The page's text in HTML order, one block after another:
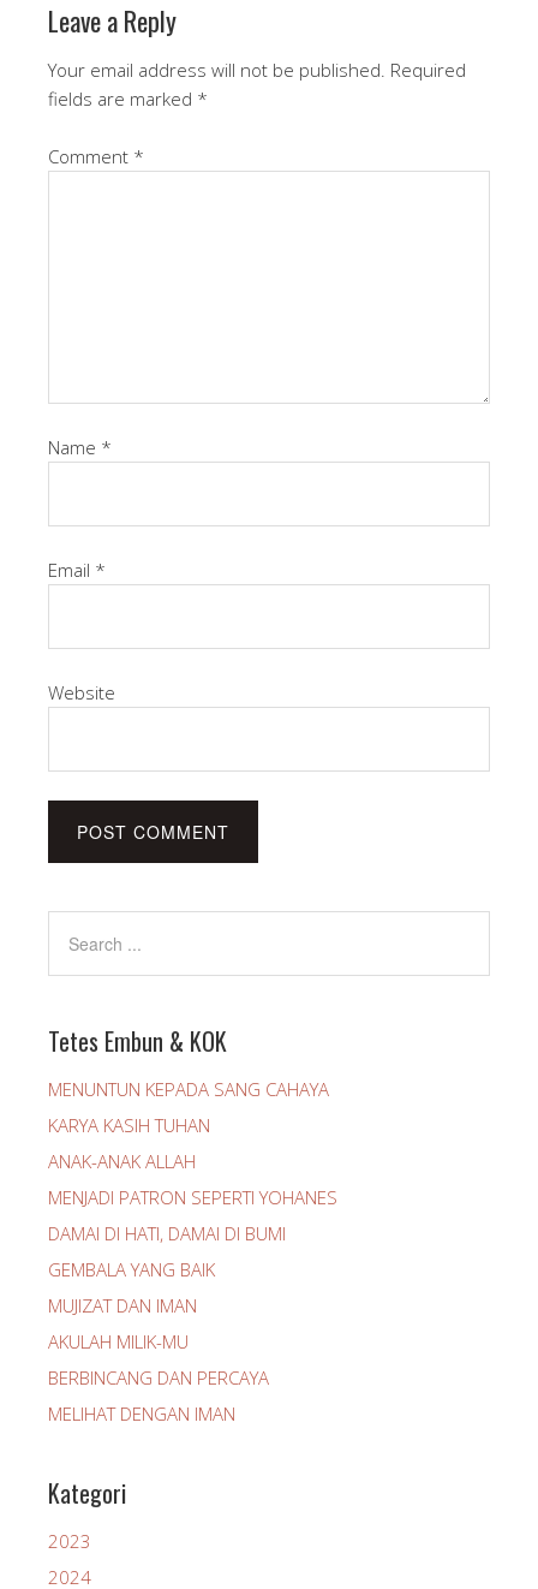
Leave a Reply
Your email address will not be published. Required
fields are marked *
Comment *
Name *
Email *
Website
Tetes Embun & KOK
MENUNTUN KEPADA SANG CAHAYA
KARYA KASIH TUHAN
ANAK-ANAK ALLAH
MENJADI PATRON SEPERTI YOHANES
DAMAI DI HATI, DAMAI DI BUMI
GEMBALA YANG BAIK
MUJIZAT DAN IMAN
AKULAH MILIK-MU
BERBINCANG DAN PERCAYA
MELIHAT DENGAN IMAN
Kategori
2023
2024